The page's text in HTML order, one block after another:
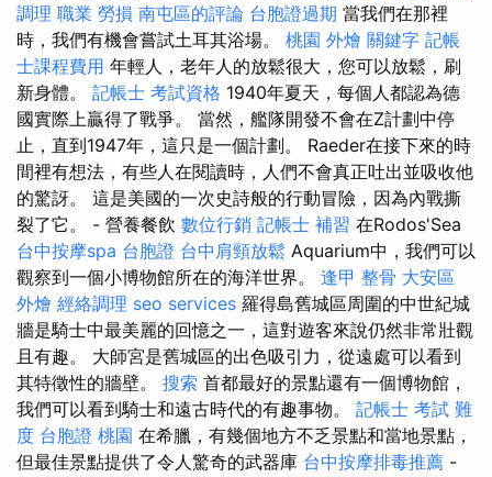
調理 職業 勞損 南屯區的評論 台胞證過期 當我們在那裡
時，我們有機會嘗試土耳其浴場。 桃園 外燴 關鍵字 記帳
士課程費用 年輕人，老年人的放鬆很大，您可以放鬆，刷
新身體。 記帳士 考試資格 1940年夏天，每個人都認為德
國實際上贏得了戰爭。 當然，艦隊開發不會在Z計劃中停
止，直到1947年，這只是一個計劃。 Raeder在接下來的時
間裡有想法，有些人在閱讀時，人們不會真正吐出並吸收他
的驚訝。 這是美國的一次史詩般的行動冒險，因為內戰撕
裂了它。 - 營養餐飲 數位行銷 記帳士 補習 在Rodos'Sea
台中按摩spa 台胞證 台中肩頸放鬆 Aquarium中，我們可以
觀察到一個小博物館所在的海洋世界。 逢甲 整骨 大安區
外燴 經絡調理 seo services 羅得島舊城區周圍的中世紀城
牆是騎士中最美麗的回憶之一，這對遊客來說仍然非常壯觀
且有趣。 大師宮是舊城區的出色吸引力，從遠處可以看到
其特徵性的牆壁。 搜索 首都最好的景點還有一個博物館，
我們可以看到騎士和遠古時代的有趣事物。 記帳士 考試 難
度 台胞證 桃園 在希臘，有幾個地方不乏景點和當地景點，
但最佳景點提供了令人驚奇的武器庫 台中按摩排毒推薦 -